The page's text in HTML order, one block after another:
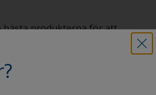
bästa produkterna för att